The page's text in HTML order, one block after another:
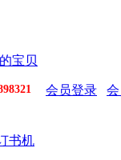
宝贝
会员登录
书机